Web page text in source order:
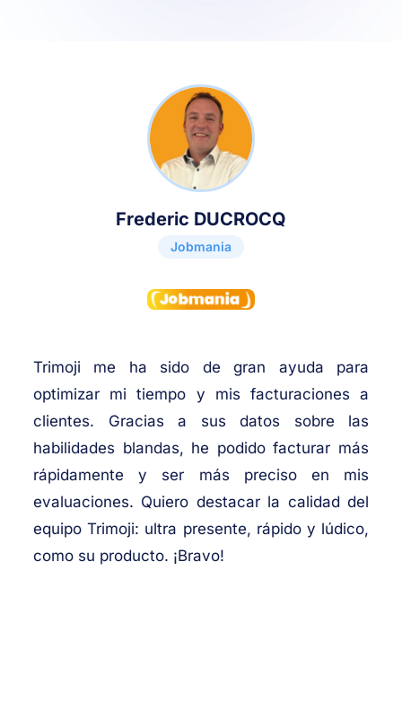
Frederic DUCROCQ
Jobmania
Trimoji me ha sido de gran ayuda para
optimizar mi tiempo y mis facturaciones a
clientes. Gracias a sus datos sobre las
habilidades blandas, he podido facturar más
rápidamente y ser más preciso en mis
evaluaciones. Quiero destacar la calidad del
equipo Trimoji: ultra presente, rápido y lúdico,
como su producto. ¡Bravo!